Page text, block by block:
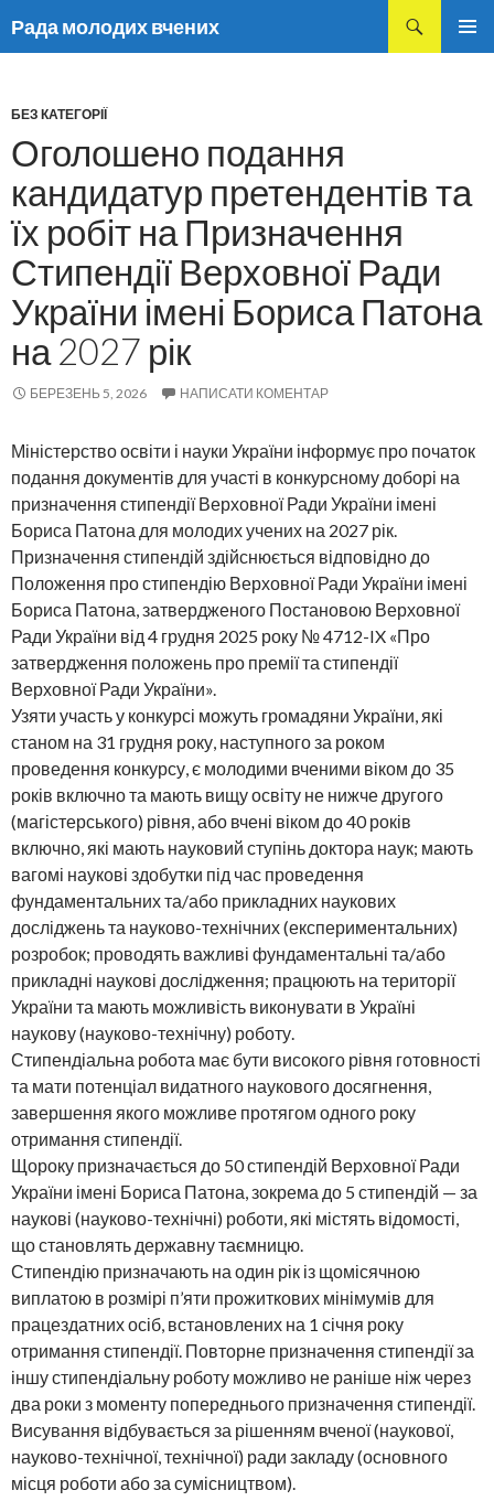
Рада молодих вчених
БЕЗ КАТЕГОРІЇ
Оголошено подання
кандидатур претендентів та
їх робіт на Призначення
Стипендії Верховної Ради
України імені Бориса Патона
на 2027 рік
БЕРЕЗЕНЬ 5, 2026 НАПИСАТИ КОМЕНТАР
Міністерство освіти і науки України інформує про початок
подання документів для участі в конкурсному доборі на
призначення стипендії Верховної Ради України імені
Бориса Патона для молодих учених на 2027 рік.
Призначення стипендій здійснюється відповідно до
Положення про стипендію Верховної Ради України імені
Бориса Патона, затвердженого Постановою Верховної
Ради України від 4 грудня 2025 року № 4712-IX «Про
затвердження положень про премії та стипендії
Верховної Ради України».
Узяти участь у конкурсі можуть громадяни України, які
станом на 31 грудня року, наступного за роком
проведення конкурсу, є молодими вченими віком до 35
років включно та мають вищу освіту не нижче другого
(магістерського) рівня, або вчені віком до 40 років
включно, які мають науковий ступінь доктора наук; мають
вагомі наукові здобутки під час проведення
фундаментальних та/або прикладних наукових
досліджень та науково-технічних (експериментальних)
розробок; проводять важливі фундаментальні та/або
прикладні наукові дослідження; працюють на території
України та мають можливість виконувати в Україні
наукову (науково-технічну) роботу.
Стипендіальна робота має бути високого рівня готовності
та мати потенціал видатного наукового досягнення,
завершення якого можливе протягом одного року
отримання стипендії.
Щороку призначається до 50 стипендій Верховної Ради
України імені Бориса Патона, зокрема до 5 стипендій — за
наукові (науково-технічні) роботи, які містять відомості,
що становлять державну таємницю.
Стипендію призначають на один рік із щомісячною
виплатою в розмірі п’яти прожиткових мінімумів для
працездатних осіб, встановлених на 1 січня року
отримання стипендії. Повторне призначення стипендії за
іншу стипендіальну роботу можливо не раніше ніж через
два роки з моменту попереднього призначення стипендії.
Висування відбувається за рішенням вченої (наукової,
науково-технічної, технічної) ради закладу (основного
місця роботи або за сумісництвом).